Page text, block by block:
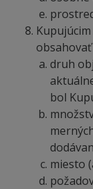
druh
bol
miesto